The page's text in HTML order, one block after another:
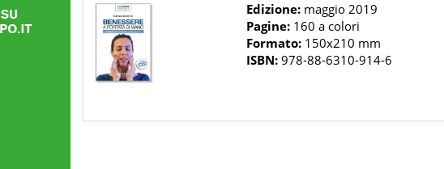
Edizione: maggio 2019
Pagine: 160 a colori
Formato: 150x210 mm
ISBN: 978-88-6310-914-6